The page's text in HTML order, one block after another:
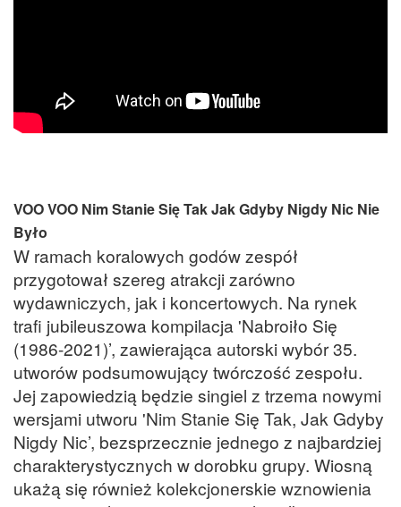
VOO VOO Nim Stanie Się Tak Jak Gdyby Nigdy Nic Nie
Było
W ramach koralowych godów zespół
przygotował szereg atrakcji zarówno
wydawniczych, jak i koncertowych. Na rynek
trafi jubileuszowa kompilacja 'Nabroiło Się
(1986-2021)’, zawierająca autorski wybór 35.
utworów podsumowujący twórczość zespołu.
Jej zapowiedzią będzie singiel z trzema nowymi
wersjami utworu 'Nim Stanie Się Tak, Jak Gdyby
Nigdy Nic’, bezsprzecznie jednego z najbardziej
charakterystycznych w dorobku grupy. Wiosną
ukażą się również kolekcjonerskie wznowienia